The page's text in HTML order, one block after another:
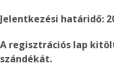
Jelentkezési határidő:
A regisztrációs lap
szándékát.